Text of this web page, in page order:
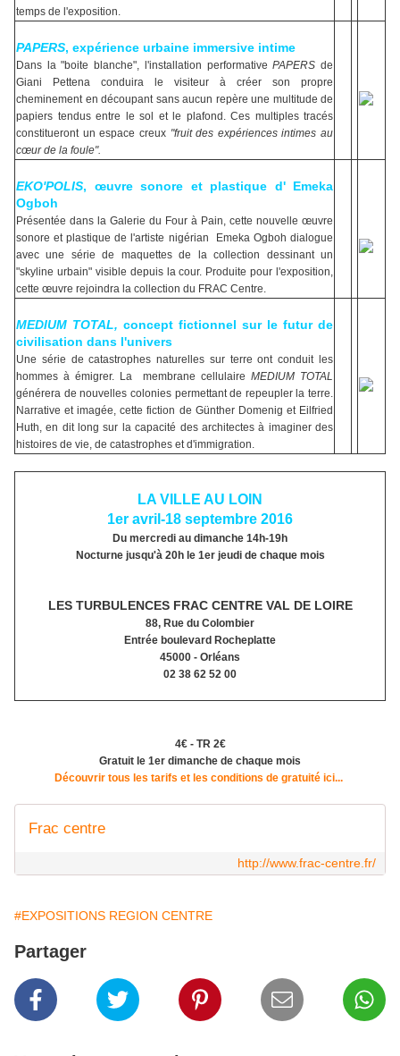
temps de l'exposition.
PAPERS, expérience urbaine immersive intime
Dans la "boite blanche", l'installation performativePAPERS de
Giani Pettena conduira le visiteur à créer son propre
cheminement en découpant sans aucun repère une multitude de
papiers tendus entre le sol et le plafond. Ces multiples tracés
constitueront un espace creux "fruit des expériences intimes au
cœur de la foule".
EKO'POLIS, œuvre sonore et plastique d' Emeka
Ogboh
Présentée dans la Galerie du Four à Pain, cette nouvelle œuvre
sonore et plastique de l'artiste nigérian Emeka Ogboh dialogue
avec une série de maquettes de la collection dessinant un
"skyline urbain" visible depuis la cour. Produite pour l'exposition,
cette œuvre rejoindra la collection du FRAC Centre.
MEDIUM TOTAL, concept fictionnel sur le futur de
civilisation dans l'univers
Une série de catastrophes naturelles sur terre ont conduit les
hommes à émigrer. La membrane cellulaire MEDIUM TOTAL
générera de nouvelles colonies permettant de repeupler la terre.
Narrative et imagée, cette fiction de Günther Domenig et Eilfried
Huth, en dit long sur la capacité des architectes à imaginer des
histoires de vie, de catastrophes et d'immigration.
LA VILLE AU LOIN
1er avril-18 septembre 2016
Du mercredi au dimanche 14h-19h
Nocturne jusqu'à 20h le 1er jeudi de chaque mois
LES TURBULENCES FRAC CENTRE VAL DE LOIRE
88, Rue du Colombier
Entrée boulevard Rocheplatte
45000 - Orléans
02 38 62 52 00
4€ - TR 2€
Gratuit le 1er dimanche de chaque mois
Découvrir tous les tarifs et les conditions de gratuité ici...
Frac centre
http://www.frac-centre.fr/
#EXPOSITIONS REGION CENTRE
Partager